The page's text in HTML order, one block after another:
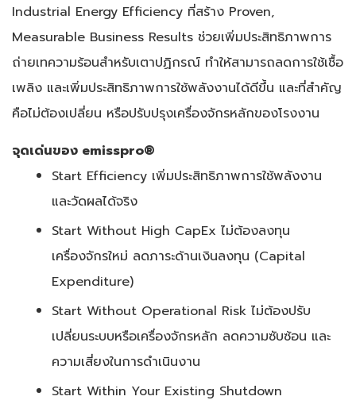
Industrial Energy Efficiency ที่สร้าง Proven,
Measurable Business Results ช่วยเพิ่มประสิทธิภาพการ
ถ่ายเทความร้อนสำหรับเตาปฏิกรณ์ ทำให้สามารถลดการใช้เชื้อ
เพลิง และเพิ่มประสิทธิภาพการใช้พลังงานได้ดีขึ้น และที่สำคัญ
คือไม่ต้องเปลี่ยน หรือปรับปรุงเครื่องจักรหลักของโรงงาน
จุดเด่นของ emisspro®
Start Efficiency เพิ่มประสิทธิภาพการใช้พลังงาน
และวัดผลได้จริง
Start Without High CapEx ไม่ต้องลงทุน
เครื่องจักรใหม่ ลดภาระด้านเงินลงทุน (Capital
Expenditure)
Start Without Operational Risk ไม่ต้องปรับ
เปลี่ยนระบบหรือเครื่องจักรหลัก ลดความซับซ้อน และ
ความเสี่ยงในการดำเนินงาน
Start Within Your Existing Shutdown